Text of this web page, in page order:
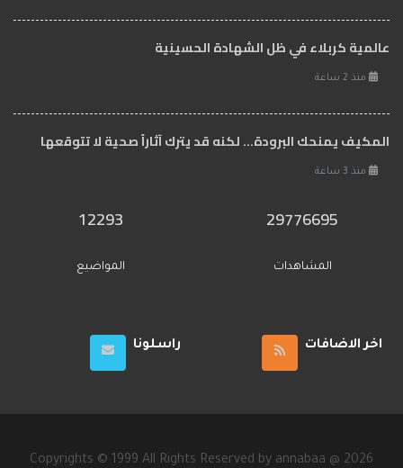
عالمية كربلاء في ظل الشهادة الحسينية
منذ 2 ساعة
المكيف يمنحك البرودة... لكنه قد يترك آثاراً صحية لا تتوقعها
منذ 3 ساعة
29776695
المشاهدات
12293
المواضيع
اخر الاضافات راسلونا
Copyrights © 1999 All Rights Reserved by annabaa @ 2026